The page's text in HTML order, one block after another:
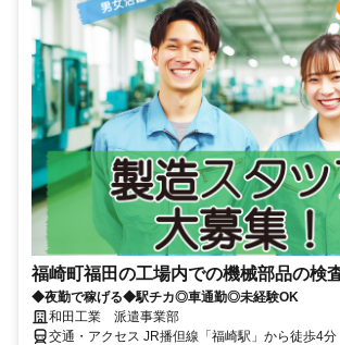
福崎町福田の工場内での機械部品の検
◆夜勤で稼げる◆駅チカ◎車通勤◎未経験OK
和田工業 派遣事業部
交通・アクセス JR播但線「福崎駅」から徒歩4分